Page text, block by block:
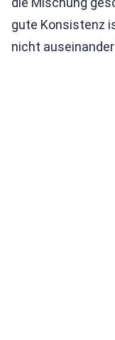
gute Konsistenz
nicht